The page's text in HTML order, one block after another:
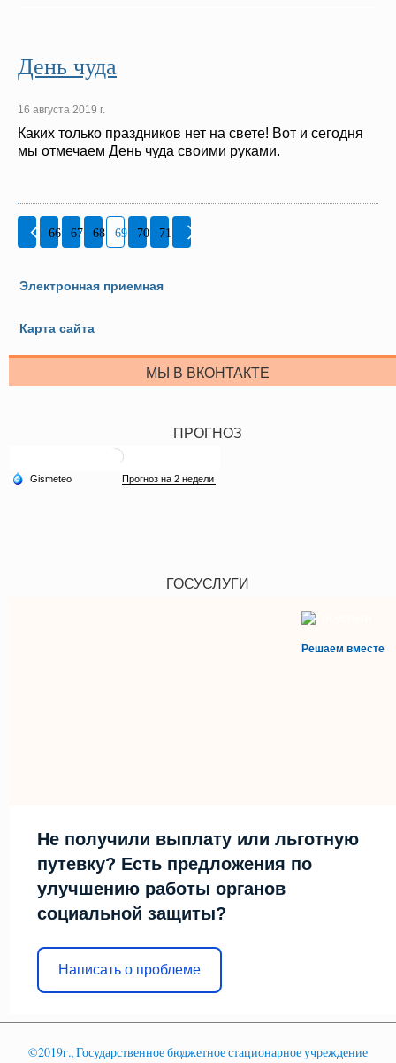
День чуда
16 августа 2019 г.
Каких только праздников нет на свете! Вот и сегодня
мы отмечаем День чуда своими руками.
66 67 68 69 70 71
Электронная приемная
Карта сайта
МЫ В ВКОНТАКТЕ
ПРОГНОЗ
ГОСУСЛУГИ
Решаем вместе
Не получили выплату или льготную
путевку? Есть предложения по
улучшению работы органов
социальной защиты?
Написать о проблеме
©2019г., Государственное бюджетное стационарное учреждение